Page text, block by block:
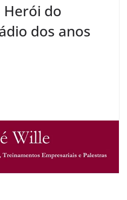
Herói do
dos anos